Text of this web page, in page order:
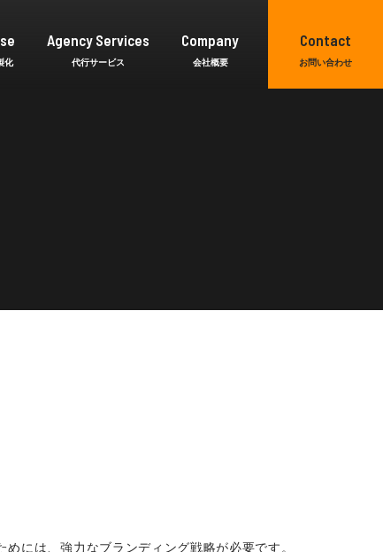
Agency Services Company Contact
には、強力なブランディング戦略が必要です。